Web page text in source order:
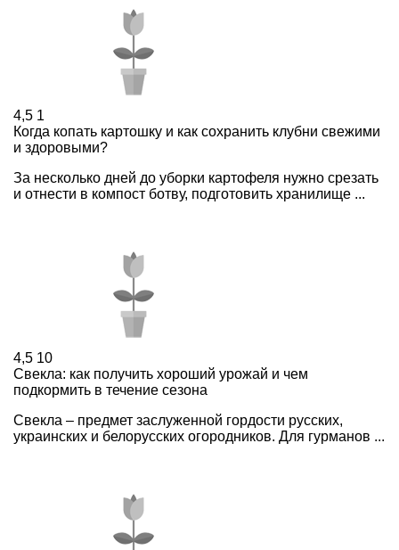
4,5 1
Когда копать картошку и как сохранить клубни свежими
и здоровыми?
За несколько дней до уборки картофеля нужно срезать
и отнести в компост ботву, подготовить хранилище ...
4,5 10
Свекла: как получить хороший урожай и чем
подкормить в течение сезона
Свекла – предмет заслуженной гордости русских,
украинских и белорусских огородников. Для гурманов ...